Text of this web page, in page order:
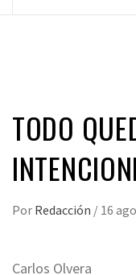
TODO
Por Redacción / 16
Carlos Olvera